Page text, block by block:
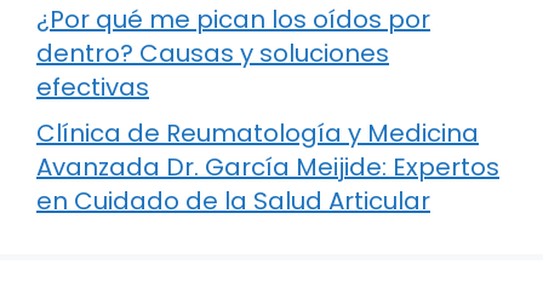
¿Por qué me pican los oídos por
dentro? Causas y soluciones
efectivas
Clínica de Reumatología y Medicina
Avanzada Dr. García Meijide: Expertos
en Cuidado de la Salud Articular